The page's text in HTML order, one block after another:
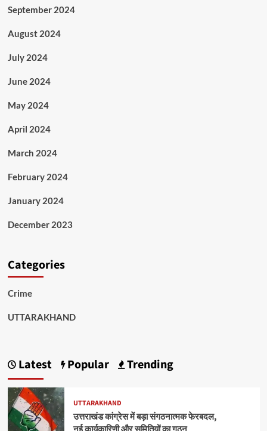
September 2024
August 2024
July 2024
June 2024
May 2024
April 2024
March 2024
February 2024
January 2024
December 2023
Categories
Crime
UTTARAKHAND
Latest Popular Trending
UTTARAKHAND
उत्तराखंड कांग्रेस में बड़ा संगठनात्मक फेरबदल,